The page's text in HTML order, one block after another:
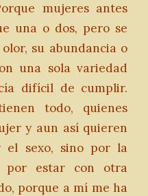
mujeres antes
una o dos, pero se
su abundancia o
una sola variedad
difícil de cumplir.
todo, quienes
y aun así quieren
el sexo, sino por la
estar con otra
porque a mí me ha